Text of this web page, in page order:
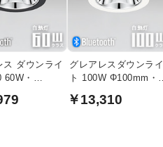
ス ダウンライ
60W・
グレアレスダウンラ
ト 100W Φ100mm・
￥13,310